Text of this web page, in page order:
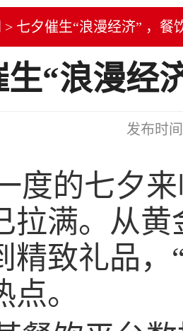
> 七夕催生“浪漫经济” ，餐
生“浪漫经
发布时
度的七夕
拉满。从
精致礼品，
。